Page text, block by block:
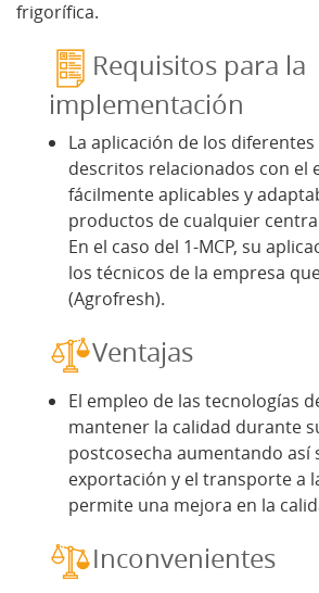
frigorífica.
Requisitos para la
implementación
La aplicación de los
descritos relacionados con el
fácilmente aplicables y
productos de cualquier
En el caso del 1-MCP, su
los técnicos de la empresa
(Agrofresh).
Ventajas
El empleo de las tecnologías
mantener la calidad durante
postcosecha aumentando así
exportación y el transporte a
permite una mejora en la
Inconvenientes